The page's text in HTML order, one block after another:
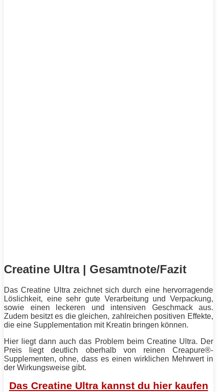
Creatine Ultra | Gesamtnote/Fazit
Das Creatine Ultra zeichnet sich durch eine hervorragende
Löslichkeit, eine sehr gute Verarbeitung und Verpackung,
sowie einen leckeren und intensiven Geschmack aus.
Zudem besitzt es die gleichen, zahlreichen positiven Effekte,
die eine Supplementation mit Kreatin bringen können.
Hier liegt dann auch das Problem beim Creatine Ultra. Der
Preis liegt deutlich oberhalb von reinen Creapure®-
Supplementen, ohne, dass es einen wirklichen Mehrwert in
der Wirkungsweise gibt.
Das Creatine Ultra kannst du hier kaufen